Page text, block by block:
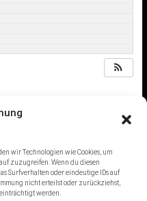
wir Technologien wie Cookies, um
zuzugreifen. Wenn du diesen
Surfverhalten oder eindeutige IDs auf
nicht erteilst oder zurückziehst,
werden.